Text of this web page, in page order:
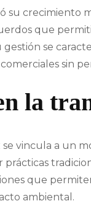
su crecimiento
que
gestión se
sin
la
vincula a un
que
ambiental.